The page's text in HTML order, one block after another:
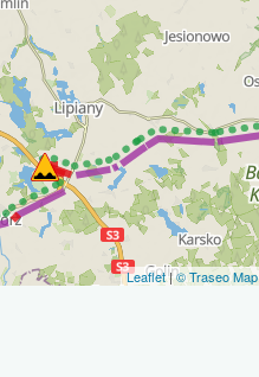
Leaflet|© Traseo Map